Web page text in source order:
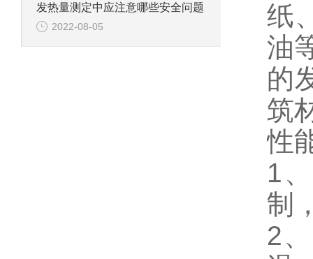
纸
油
的
筑
性
1
制
2
发热量测定中应注意哪些安全问题
2022-08-05